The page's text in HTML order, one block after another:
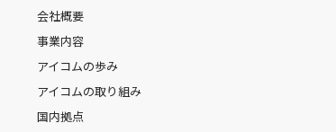
会社概要
事業内容
アイコムの歩み
アイコムの取り組み
国内拠点